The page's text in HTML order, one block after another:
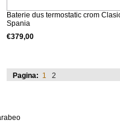
Baterie dus termostatic crom
Spania
€379,00
Pagina: 1 2